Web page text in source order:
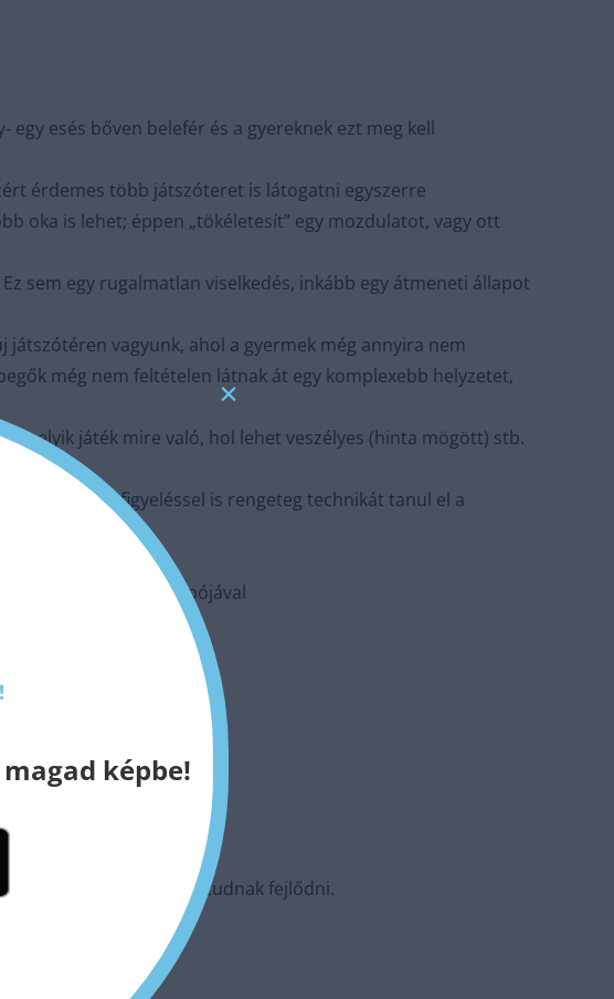
egy esés bőven belefér és a gyereknek ezt meg kell
érdemes több játszóteret is látogatni egyszerre
oka is lehet; éppen „tökéletesít” egy mozdulatot, vagy ott
sem egy rugalmatlan viselkedés, inkább egy átmeneti állapot
játszótéren vagyunk, ahol a gyermek még annyira nem
még nem feltételen látnak át egy komplexebb helyzetet,
melyik játék mire való, hol lehet veszélyes (hinta mögött) stb.
túl
mert megfigyeléssel is rengeteg technikát tanul el a
a gyerek tempójával
kapcsolatok is szépen tudnak fejlődni.
képbe!
×